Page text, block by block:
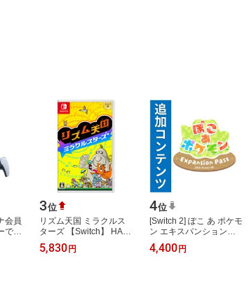
会員
でポ
テ
3位
リズム天国 ミラクルス
ターズ 【Switch】 HAC-
P-BFLTA
5,830円
4位
[Switch 2] ぽこ あ ポケモ
ン エキスパンションパ
ス（ダウンロード版）
※3,200ポイントまでご
4,400円